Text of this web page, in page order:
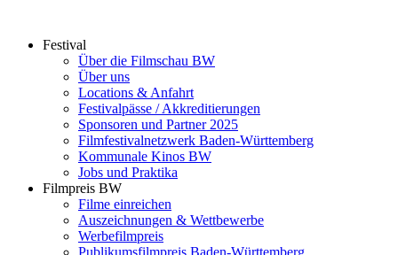
springenFestival
Über die Filmschau BW
Über uns
Locations & Anfahrt
Festivalpässe / Akkreditierungen
Sponsoren und Partner 2025
Filmfestivalnetzwerk ­Baden-Württemberg
Kommunale Kinos BW
Jobs und Praktika
Filmpreis BW
Filme einreichen
Auszeichnungen & Wettbewerbe
Werbefilmpreis
Publikumsfilmpreis Baden-Württemberg